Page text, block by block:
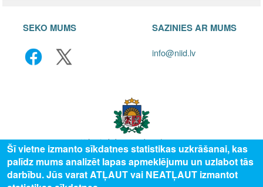
SEKO MUMS SAZINIES AR MUMS
info@niid.lv
© 2025 Valsts izglītības attīstības aģentūra, publicētā satura visas tiesības
Šī vietne izmanto sīkdatnes statistikas uzkrāšanai, kas
palīdz mums analizēt lapas apmeklējumu un uzlabot tās
darbību. Jūs varat ATĻAUT vai NEATĻAUT izmantot